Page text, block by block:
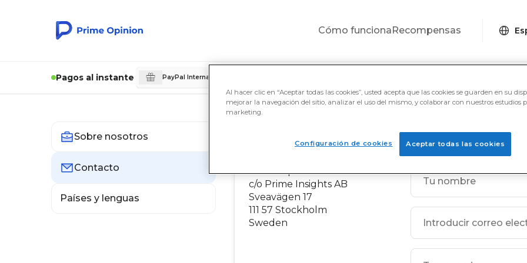
Cómo funcionaRecompensas
Pagos al instante PayPal International
Sobre nosotros
Contacto
Países y lenguas
Contacto
Prime Opinion AB
c/o Prime Insights AB
Sveavägen 17
111 57 Stockholm
Sweden
Al hacer clic en “Aceptar todas las cookies”, usted acepta que las cookies se guarden en su
mejorar la navegación del sitio, analizar el uso del mismo, y colaborar con nuestros estudios
marketing.
Aceptar todas las cookies
Configuración de cookies